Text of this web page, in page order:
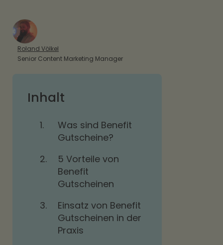
Roland Völkel
Senior Content Marketing Manager
Inhalt
1.
Was sind Benefit
Gutscheine?
2.
5 Vorteile von
Benefit
Gutscheinen
3.
Einsatz von Benefit
Gutscheinen in der
Praxis